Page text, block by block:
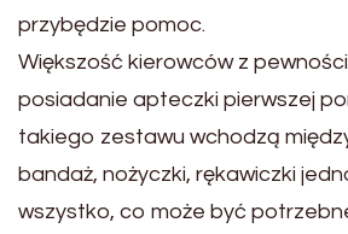
przybędzie pomoc.
Większość kierowców z
posiadanie apteczki pierwszej
takiego zestawu wchodzą
bandaż, nożyczki, rękawiczki
wszystko, co może być